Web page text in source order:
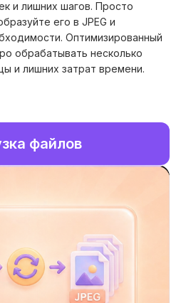
и лишних шагов. Просто
его в JPEG и
Оптимизированный
обрабатывать несколько
и лишних затрат времени.
файлов